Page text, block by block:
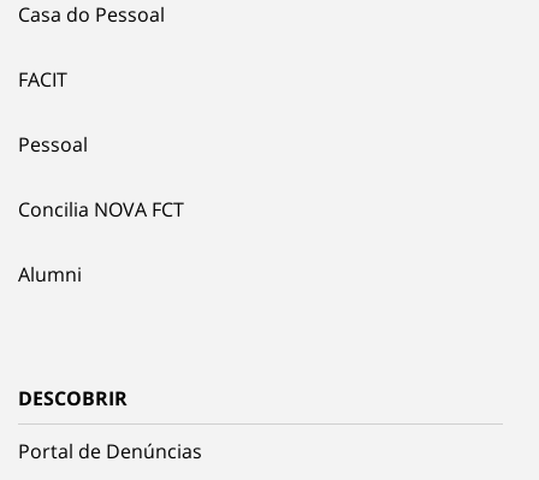
Casa do Pessoal
FACIT
Pessoal
Concilia NOVA FCT
Alumni
DESCOBRIR
Portal de Denúncias